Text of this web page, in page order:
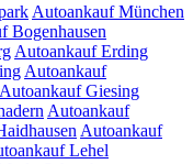
Autoankauf München
Bogenhausen
Autoankauf Erding
Autoankauf
Autoankauf Giesing
Autoankauf
Autoankauf
Lehel